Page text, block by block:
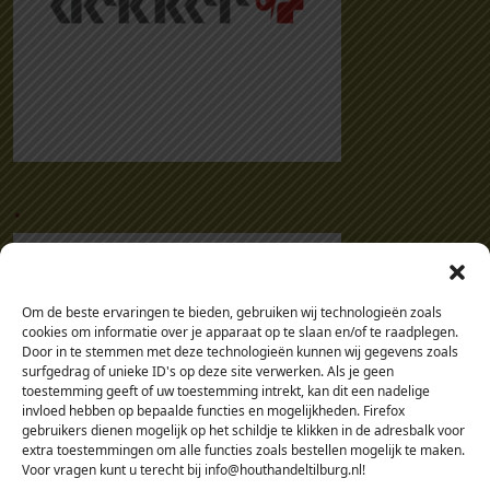
Om de beste ervaringen te bieden, gebruiken wij technologieën zoals
cookies om informatie over je apparaat op te slaan en/of te raadplegen.
Door in te stemmen met deze technologieën kunnen wij gegevens zoals
surfgedrag of unieke ID's op deze site verwerken. Als je geen
toestemming geeft of uw toestemming intrekt, kan dit een nadelige
invloed hebben op bepaalde functies en mogelijkheden. Firefox
gebruikers dienen mogelijk op het schildje te klikken in de adresbalk voor
extra toestemmingen om alle functies zoals bestellen mogelijk te maken.
Voor vragen kunt u terecht bij info@houthandeltilburg.nl!
.